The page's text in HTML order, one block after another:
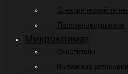
Электрический
Полотенцесушители
Микроклимат
Очистители
Вытяжные установки